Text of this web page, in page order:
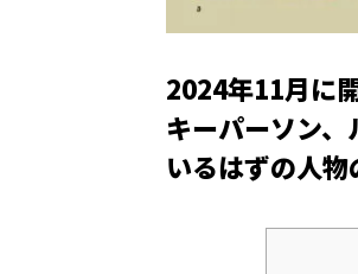
2024年11月に
キーパーソン
いるはずの人